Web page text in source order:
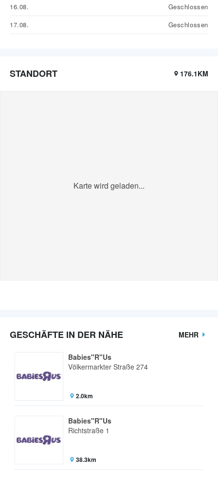
16.08.
Geschlossen
17.08.
Geschlossen
STANDORT 176.1KM
Karte wird geladen...
GESCHÄFTE IN DER NÄHE MEHR
Babies"R"Us
Völkermarkter Straße 274
2.0km
Babies"R"Us
Richtstraße 1
38.3km